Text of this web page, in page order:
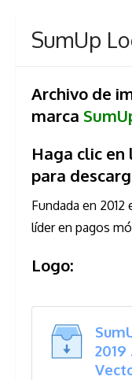
SumUp
Archivo de
marca
Haga clic en
para
Fundada en
líder en pagos
Logo:
2019